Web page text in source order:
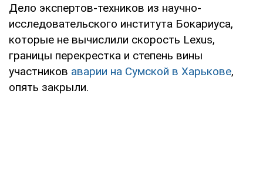
Дело экспертов-техников из научно-
исследовательского института Бокариуса,
которые не вычислили скорость Lexus,
границы перекрестка и степень вины
участников аварии на Сумской в Харькове,
опять закрыли.